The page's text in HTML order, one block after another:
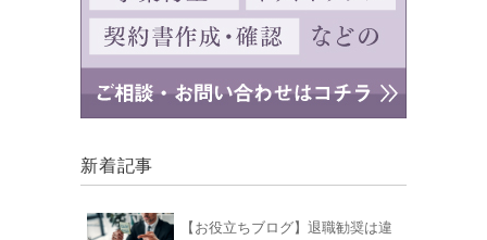
新着記事
【お役立ちブログ】退職勧奨は違